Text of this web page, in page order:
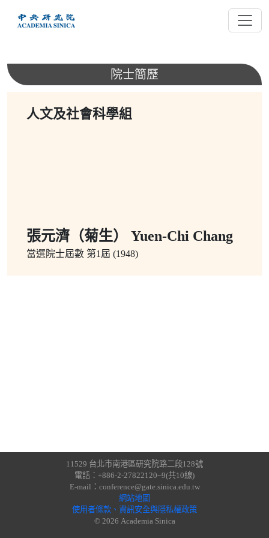
內
院士簡歷
人文及社會科學組
張元濟（菊生） Yuen-Chi Chang
當選院士屆數 第1屆 (1948)
11529 台北市南港區研究院路二段128號
電話：+886-2-27822120~9(共10線)
E-mail：conference@gate.sinica.edu.tw
網站地圖
使用者條款、資訊安全與隱私權政策
© 2026 Academia Sinica